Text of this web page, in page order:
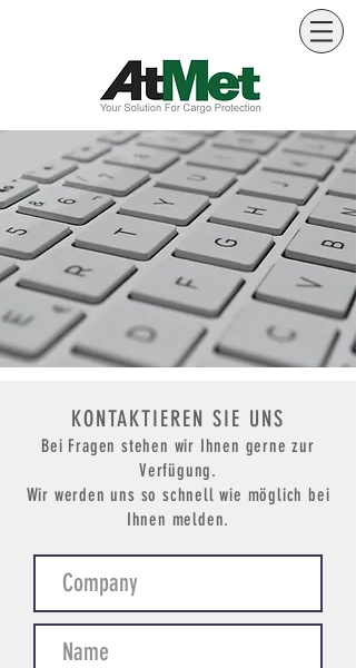
KONTAKTIEREN SIE UNS
Bei Fragen stehen wir Ihnen gerne zur
Verfügung.
Wir werden uns so schnell wie möglich bei
Ihnen melden.